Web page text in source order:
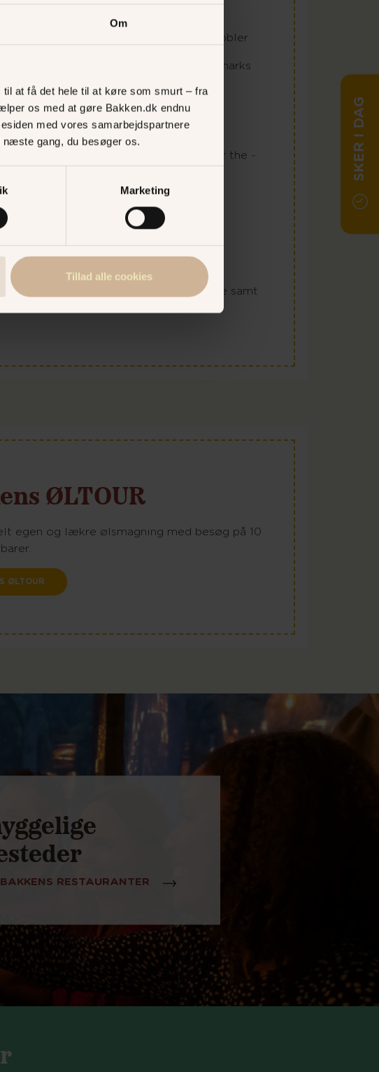
Om
at få det hele til at køre som smurt – fra
os med at gøre Bakken.dk endnu
med vores samarbejdspartnere
næste gang, du besøger os.
Marketing
Tillad alle cookies
SKER I DAG
1 glas Appetizer med sprudlende bobler
største ad libitum buffet og Danmarks
middagen:Øl, vin og vand ad libitum
1 glas Avec eller Likør - kaffe eller the -
pris for det hele kun 499,-
personer.
12 år: halv pris
i 2.5 time
mulighed for tilkøb af irish coffee samt
ØLTOUR
egen og lækre ølsmagning med besøg på 10
ØLTOUR
RESTAURANTER